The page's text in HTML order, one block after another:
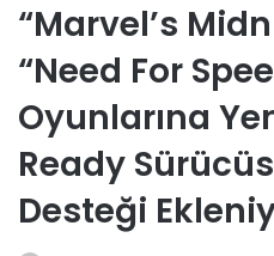
“Marvel’s
“Need For
Oyunlarına
Ready
Desteği